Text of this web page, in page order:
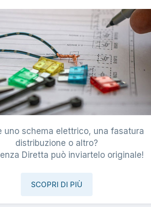
uno schema elettrico, una fasatura
distribuzione o altro?
Diretta può inviartelo originale!
SCOPRI DI PIÙ